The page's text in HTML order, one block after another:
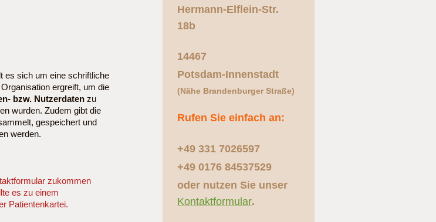
es sich um eine schriftliche
ergreift, um die
bzw. Nutzerdaten zu
wurden. Zudem gibt die
gespeichert und
werden.
zukommen
es zu einem
Patientenkartei.
Hermann-Elflein-Str.
18b
14467
Potsdam-Innenstadt
(Nähe Brandenburger Straße)
Rufen Sie einfach an:
+49 331 7026597
+49 0176 84537529
oder nutzen Sie unser
Kontaktformular.